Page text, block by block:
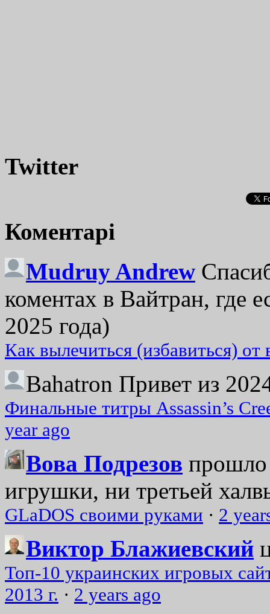
Twitter
Коментарі
Mudruy Andrew
коментах в Вайтран, где
2025 года)
Как вылечиться (избавиться)
Bahatron Привет из
Финальные титры Assassin’s
year ago
Вова Подрезов прошло
игрушки, ни третьей
GLaDOS своими руками · 2
Виктор Блажиевский
Топ-10 украинских игровых
2013 г. · 2 years ago